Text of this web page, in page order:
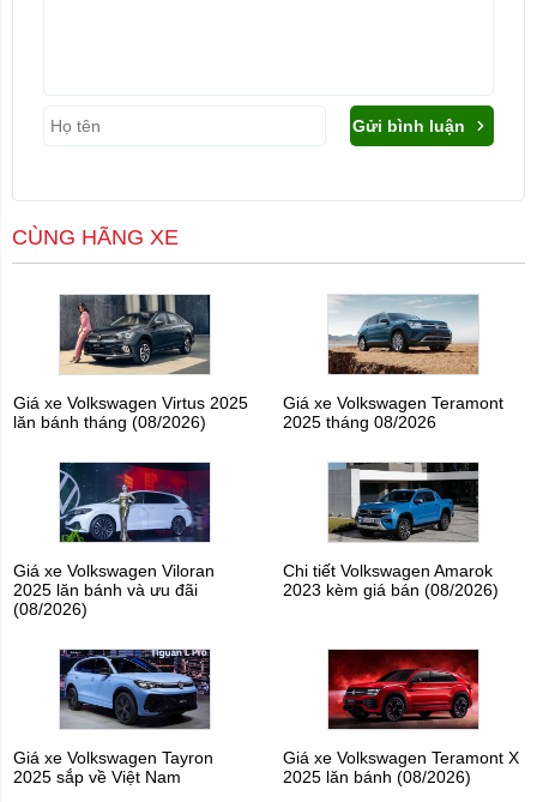
Gửi bình luận
CÙNG HÃNG XE
Giá xe Volkswagen Virtus 2025
lăn bánh tháng (08/2026)
Giá xe Volkswagen Teramont
2025 tháng 08/2026
Giá xe Volkswagen Viloran
2025 lăn bánh và ưu đãi
(08/2026)
Chi tiết Volkswagen Amarok
2023 kèm giá bán (08/2026)
Giá xe Volkswagen Tayron
2025 sắp về Việt Nam
Giá xe Volkswagen Teramont X
2025 lăn bánh (08/2026)